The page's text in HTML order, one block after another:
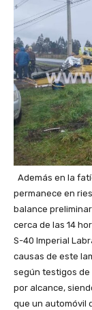
Además en la
permanece en
balance
cerca de las 14
S-40 Imperial
causas de este
según testigos de
por alcance,
que un automóvil